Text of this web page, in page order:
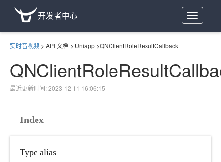
Toggle
navigation
开发者中心
实时音视频 > API 文档 > Uniapp >QNClientRoleResultCallback
最近更新时间: 2023-12-11 16:06:15
Index
Type alias